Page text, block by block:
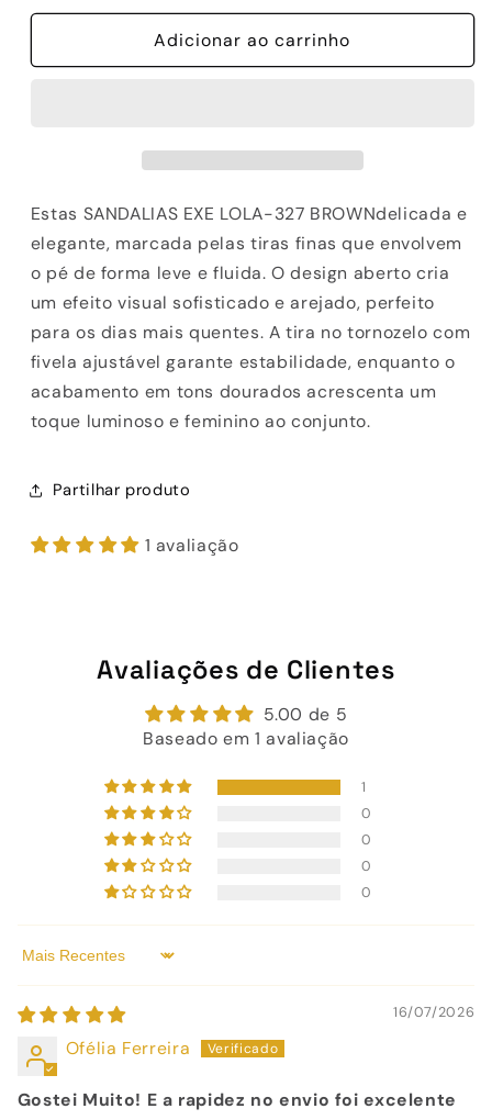
quantidade
SANDALIAS
quantidade
de
SANDALIAS
Adicionar ao carrinho
Estas SANDALIAS EXE LOLA-327 BROWNdelicada e
elegante, marcada pelas tiras finas que envolvem
o pé de forma leve e fluida. O design aberto cria
um efeito visual sofisticado e arejado, perfeito
para os dias mais quentes. A tira no tornozelo com
fivela ajustável garante estabilidade, enquanto o
acabamento em tons dourados acrescenta um
toque luminoso e feminino ao conjunto.
Partilhar produto
1 avaliação
Avaliações de Clientes
5.00 de 5
Baseado em 1 avaliação
1
0
0
0
0
Sort by
16/07/2026
Ofélia Ferreira
Gostei Muito! E a rapidez no envio foi excelente